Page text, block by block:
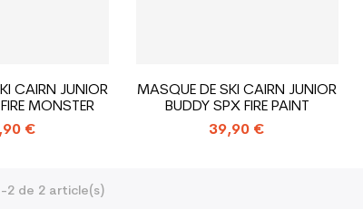
CAIRN JUNIOR
MONSTER
€
MASQUE DE SKI CAIRN JUNIOR
BUDDY SPX FIRE PAINT
39,90 €
2 de 2 article(s)